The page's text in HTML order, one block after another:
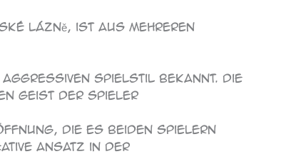
Lázně, ist aus mehreren
Spielstil bekannt. Die
Geist der Spieler
die es beiden Spielern
Ansatz in der